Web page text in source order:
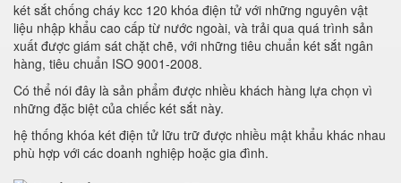
két sắt chống cháy kcc 120 khóa điện tử với những nguyên vật
liệu nhập khẩu cao cấp từ nước ngoài, và trải qua quá trình sản
xuất được giám sát chặt chẽ, với những tiêu chuẩn két sắt ngân
hàng, tiêu chuẩn ISO 9001-2008.
Có thể nói đây là sản phẩm được nhiều khách hàng lựa chọn vì
những đặc biệt của chiếc két sắt này.
hệ thống khóa két điện tử lữu trữ được nhiều mật khẩu khác nhau
phù hợp với các doanh nghiệp hoặc gia đình.